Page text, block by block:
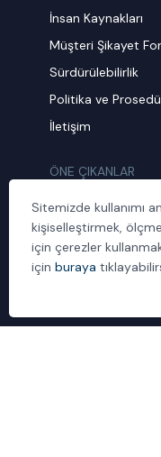
İnsan Kaynakları
Müşteri Şikayet
Sürdürülebilirlik
Politika ve
İletişim
ÖNE ÇIKANLAR
Dijital Sözlük
ideal IDM
Mobil Yaka
Sitemizde kullanımı
kişiselleştirmek,
için çerezler
için buraya